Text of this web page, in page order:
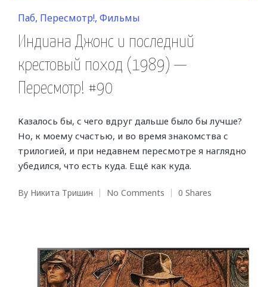
Posted
in
Паб Пересмотр! Фильмы
Индиана Джонс и последний
крестовый поход (1989) —
Пересмотр! #90
Казалось бы, с чего вдруг дальше было бы лучше?
Но, к моему счастью, и во время знакомства с
трилогией, и при недавнем пересмотре я наглядно
убедился, что есть куда. Ещё как куда.
Posted
By Никита Тришин No Comments 0 Shares